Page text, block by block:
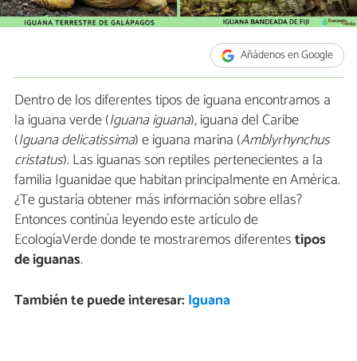
Añádenos en Google
Dentro de los diferentes tipos de iguana encontramos a
la iguana verde (Iguana iguana), iguana del Caribe
(Iguana delicatissima) e iguana marina (Amblyrhynchus
cristatus). Las iguanas son reptiles pertenecientes a la
familia Iguanidae que habitan principalmente en América.
¿Te gustaría obtener más información sobre ellas?
Entonces continúa leyendo este artículo de
EcologíaVerde donde te mostraremos diferentestipos
de iguanas.
También te puede interesar: Iguana